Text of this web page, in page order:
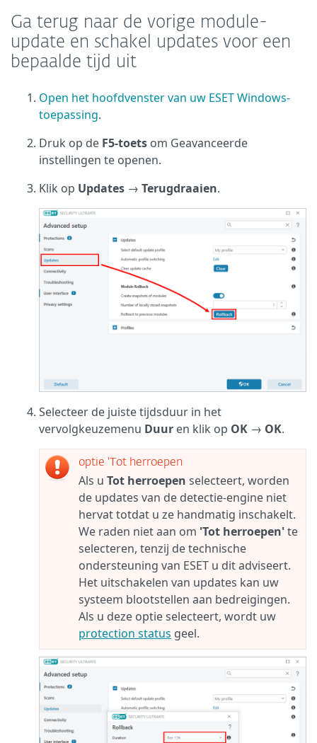
Ga terug naar de vorige module-
update en schakel updates voor een
bepaalde tijd uit
Open het hoofdvenster van uw ESET Windows-
toepassing.
Druk op de F5-toets om Geavanceerde
instellingen te openen.
Klik op Updates → Terugdraaien.
Selecteer de juiste tijdsduur in het
vervolgkeuzemenu Duur en klik op OK → OK.
optie 'Tot herroepen
Als u Tot herroepen selecteert, worden
de updates van de detectie-engine niet
hervat totdat u ze handmatig inschakelt.
We raden niet aan om 'Tot herroepen'te
selecteren, tenzij de technische
ondersteuning van ESET u dit adviseert.
Het uitschakelen van updates kan uw
systeem blootstellen aan bedreigingen.
Als u deze optie selecteert, wordt uw
protection status geel.